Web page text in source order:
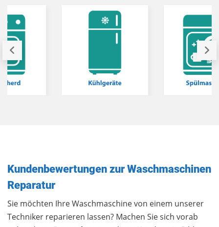
Kundenbewertungen zur Waschmaschinen
Reparatur
Sie möchten Ihre Waschmaschine von einem unserer
Techniker reparieren lassen? Machen Sie sich vorab